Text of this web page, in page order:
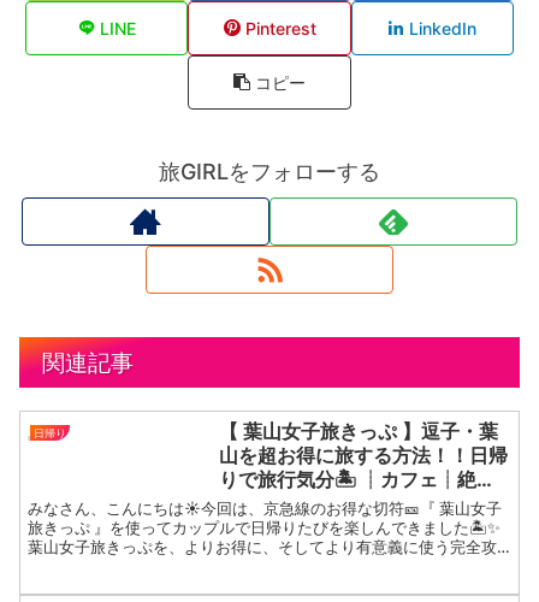
LINE Pinterest LinkedIn
コピー
旅GIRLをフォローする
関連記事
日帰り
【 葉山女子旅きっぷ 】逗子・葉
山を超お得に旅する方法！！日帰
りで旅行気分🏝️ ┊カフェ┊絶景
┊節約
みなさん、こんにちは☀️今回は、京急線のお得な切符🎫『 葉山女子
旅きっぷ 』を使ってカップルで日帰りたびを楽しんできました🏝️✨
葉山女子旅きっぷを、よりお得に、そしてより有意義に使う完全攻